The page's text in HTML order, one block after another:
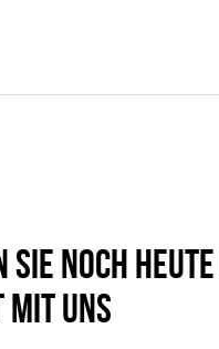
noch
uns